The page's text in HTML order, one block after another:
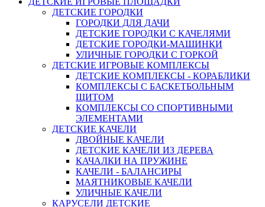
ДЕТСКИЕ ГОРОДКИ
ГОРОДКИ ДЛЯ ДАЧИ
ДЕТСКИЕ ГОРОДКИ С КАЧЕЛЯМИ
ДЕТСКИЕ ГОРОДКИ-МАШИНКИ
УЛИЧНЫЕ ГОРОДКИ С ГОРКОЙ
ДЕТСКИЕ ИГРОВЫЕ КОМПЛЕКСЫ
ДЕТСКИЕ КОМПЛЕКСЫ - КОРАБЛИКИ
КОМПЛЕКСЫ С БАСКЕТБОЛЬНЫМ
ЩИТОМ
КОМПЛЕКСЫ СО СПОРТИВНЫМИ
ЭЛЕМЕНТАМИ
ДЕТСКИЕ КАЧЕЛИ
ДВОЙНЫЕ КАЧЕЛИ
ДЕТСКИЕ КАЧЕЛИ ИЗ ДЕРЕВА
КАЧАЛКИ НА ПРУЖИНЕ
КАЧЕЛИ - БАЛАНСИРЫ
МАЯТНИКОВЫЕ КАЧЕЛИ
УЛИЧНЫЕ КАЧЕЛИ
КАРУСЕЛИ ДЕТСКИЕ